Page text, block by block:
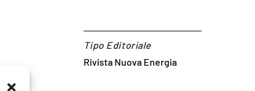
Tipo Editoriale
Rivista Nuova Energia